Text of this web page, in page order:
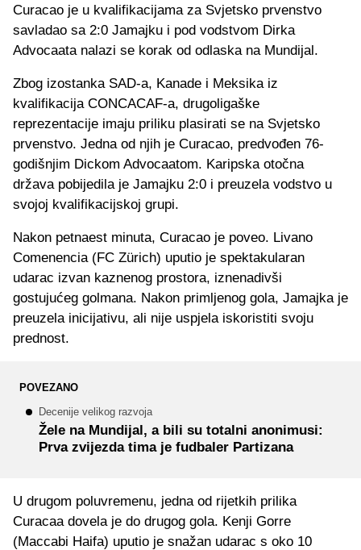
Curacao je u kvalifikacijama za Svjetsko prvenstvo
savladao sa 2:0 Jamajku i pod vodstvom Dirka
Advocaata nalazi se korak od odlaska na Mundijal.
Zbog izostanka SAD-a, Kanade i Meksika iz
kvalifikacija CONCACAF-a, drugoligaške
reprezentacije imaju priliku plasirati se na Svjetsko
prvenstvo. Jedna od njih je Curacao, predvođen 76-
godišnjim Dickom Advocaatom. Karipska otočna
država pobijedila je Jamajku 2:0 i preuzela vodstvo u
svojoj kvalifikacijskoj grupi.
Nakon petnaest minuta, Curacao je poveo. Livano
Comenencia (FC Zürich) uputio je spektakularan
udarac izvan kaznenog prostora, iznenadivši
gostujućeg golmana. Nakon primljenog gola, Jamajka je
preuzela inicijativu, ali nije uspjela iskoristiti svoju
prednost.
POVEZANO
Decenije velikog razvoja
Žele na Mundijal, a bili su totalni anonimusi:
Prva zvijezda tima je fudbaler Partizana
U drugom poluvremenu, jedna od rijetkih prilika
Curacaa dovela je do drugog gola. Kenji Gorre
(Maccabi Haifa) uputio je snažan udarac s oko 10